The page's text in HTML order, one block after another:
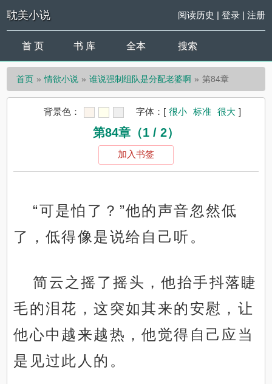
耽美小说 阅读历史 | 登录| 注册
首 页 书 库 全本 搜索
首页 情欲小说 谁说强制组队是分配老婆啊 第84章
背景色： 字体： [ 很小 标准 很大 ]
第84章（1 / 2）
加入书签
“可是怕了？”他的声音忽然低
了，低得像是说给自己听。
简云之摇了摇头，他抬手抖落睫
毛的泪花，这突如其来的安慰，让
他心中越来越热，他觉得自己应当
是见过此人的。